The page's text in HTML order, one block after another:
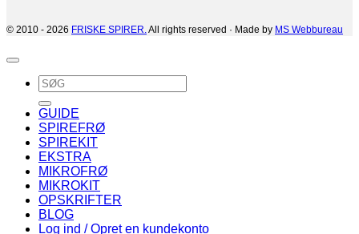
© 2010 - 2026 FRISKE SPIRER. All rights reserved · Made by MS Webbureau
Søg
efter:
GUIDE
SPIREFRØ
SPIREKIT
EKSTRA
MIKROFRØ
MIKROKIT
OPSKRIFTER
BLOG
Log ind / Opret en kundekonto